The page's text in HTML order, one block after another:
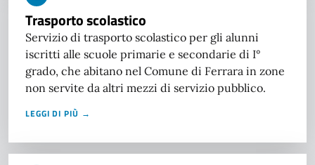
Trasporto scolastico
Servizio di trasporto scolastico per gli alunni
iscritti alle scuole primarie e secondarie di I°
grado, che abitano nel Comune di Ferrara in zone
non servite da altri mezzi di servizio pubblico.
LEGGI DI PIÙ →